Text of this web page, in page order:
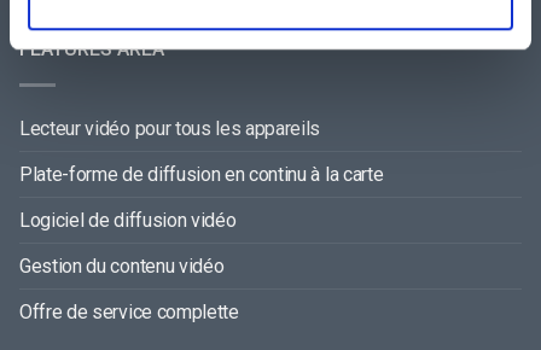
FEATURES AREA
Lecteur vidéo pour tous les appareils
Plate-forme de diffusion en continu à la carte
Logiciel de diffusion vidéo
Gestion du contenu vidéo
Offre de service complette